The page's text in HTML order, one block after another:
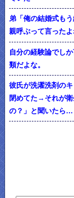
弟「俺の結婚式も
親呼ぶって言った
自分の経験論でし
類だよな。
彼氏が洗濯洗剤の
閉めてた→それが衛
の？」と聞いたら…